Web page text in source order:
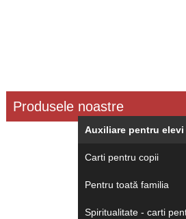
Produsele noastre
Auxiliare pentru elevi
Carti pentru copii
Pentru toată familia
Spiritualitate - carti